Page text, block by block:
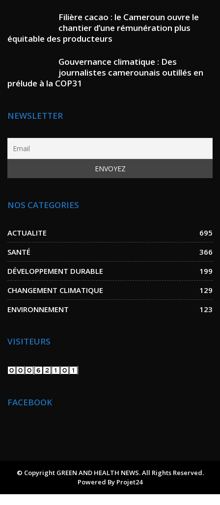
Filière cacao : le Cameroun ouvre le
chantier d’une rémunération plus
équitable des producteurs
Gouvernance climatique : Des
journalistes camerounais outillés en
prélude à la COP31
NEWSLETTER
NOS CATEGORIES
ACTUALITE
695
SANTÉ
366
DÉVELOPPEMENT DURABLE
199
CHANGEMENT CLIMATIQUE
129
ENVIRONNEMENT
123
VISITEURS
FACEBOOK
© Copyright GREEN AND HEALTH NEWS. All Rights Reserved.
Powered By Projet24